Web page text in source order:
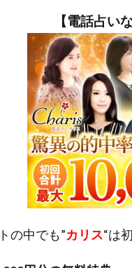
【電話占い
の中でも”カリス“は